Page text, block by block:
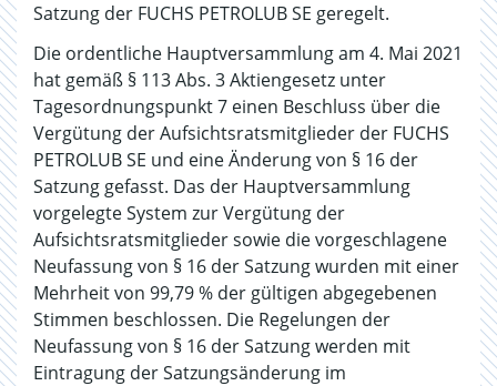
Satzung der FUCHS PETROLUB SE geregelt.
Die ordentliche Hauptversammlung am 4. Mai 2021
hat gemäß § 113 Abs. 3 Aktiengesetz unter
Tagesordnungspunkt 7 einen Beschluss über die
Vergütung der Aufsichtsratsmitglieder der FUCHS
PETROLUB SE und eine Änderung von § 16 der
Satzung gefasst. Das der Hauptversammlung
vorgelegte System zur Vergütung der
Aufsichtsratsmitglieder sowie die vorgeschlagene
Neufassung von § 16 der Satzung wurden mit einer
Mehrheit von 99,79 % der gültigen abgegebenen
Stimmen beschlossen. Die Regelungen der
Neufassung von § 16 der Satzung werden mit
Eintragung der Satzungsänderung im